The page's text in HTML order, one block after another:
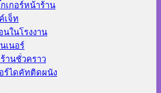
เกอร์หน้าร้าน
เจ็ท
นในโรงงาน
เนอร์
านชั่วคราว
ร์ไดคัทติดผนัง